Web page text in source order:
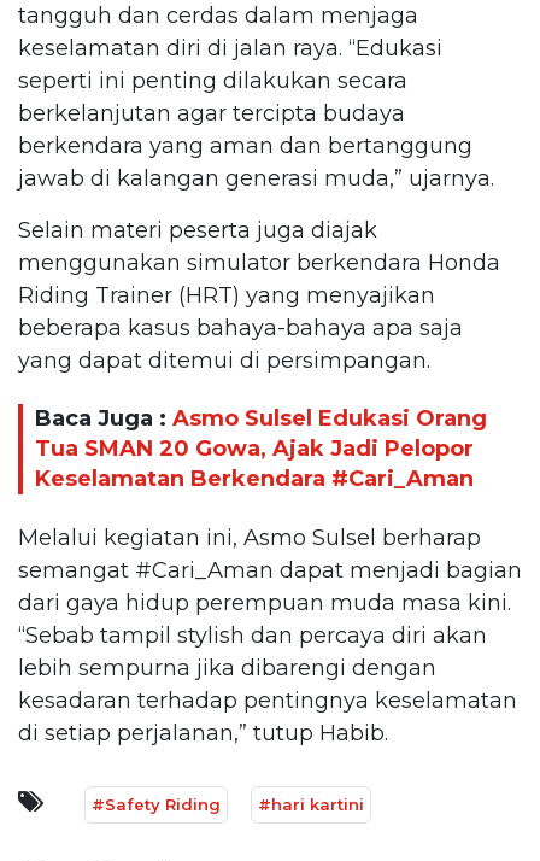
tangguh dan cerdas dalam menjaga
keselamatan diri di jalan raya. “Edukasi
seperti ini penting dilakukan secara
berkelanjutan agar tercipta budaya
berkendara yang aman dan bertanggung
jawab di kalangan generasi muda,” ujarnya.
Selain materi peserta juga diajak
menggunakan simulator berkendara Honda
Riding Trainer (HRT) yang menyajikan
beberapa kasus bahaya-bahaya apa saja
yang dapat ditemui di persimpangan.
Baca Juga : Asmo Sulsel Edukasi Orang
Tua SMAN 20 Gowa, Ajak Jadi Pelopor
Keselamatan Berkendara #Cari_Aman
Melalui kegiatan ini, Asmo Sulsel berharap
semangat #Cari_Aman dapat menjadi bagian
dari gaya hidup perempuan muda masa kini.
“Sebab tampil stylish dan percaya diri akan
lebih sempurna jika dibarengi dengan
kesadaran terhadap pentingnya keselamatan
di setiap perjalanan,” tutup Habib.
#Safety Riding #hari kartini